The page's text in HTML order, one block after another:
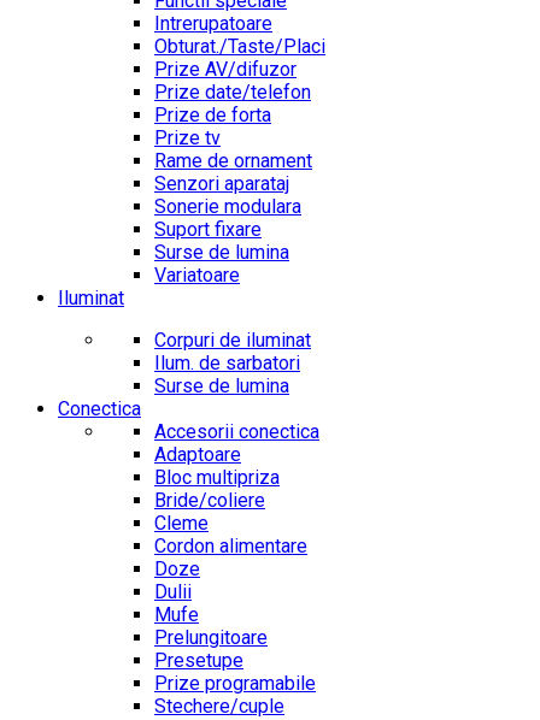
Intrerupatoare
Obturat./Taste/Placi
Prize AV/difuzor
Prize date/telefon
Prize de forta
Prize tv
Rame de ornament
Senzori aparataj
Sonerie modulara
Suport fixare
Surse de lumina
Variatoare
Iluminat
Corpuri de iluminat
Ilum. de sarbatori
Surse de lumina
Conectica
Accesorii conectica
Adaptoare
Bloc multipriza
Bride/coliere
Cleme
Cordon alimentare
Doze
Dulii
Mufe
Prelungitoare
Presetupe
Prize programabile
Stechere/cuple